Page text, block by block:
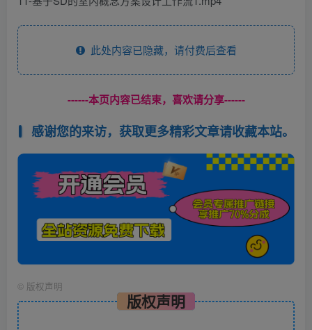
此处内容已隐藏，请付费后查看
------本页内容已结束，喜欢请分享------
感谢您的来访，获取更多精彩文章请收藏本站。
© 版权声明
版权声明